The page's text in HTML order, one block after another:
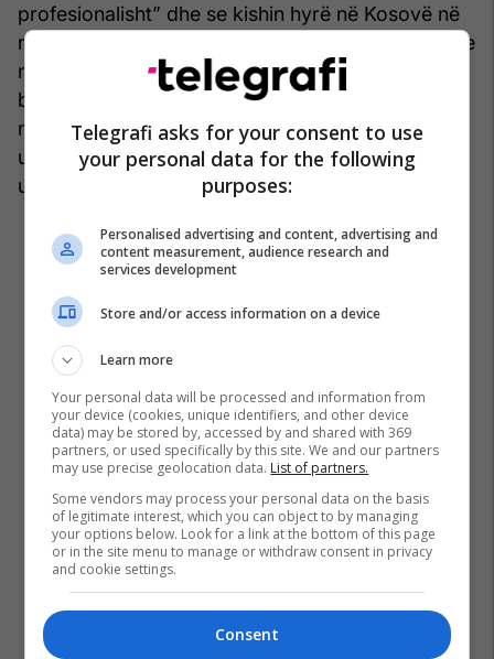
profesionalisht” dhe se kishin hyrë në Kosovë në
mënyrë të paligjshme nga Serbia, përmes rrugëve
malore, me dhjetëra makina, disa prej të cilave të
blinduara dhe të ngarkuara me armë të rënda,
municione, raketahedhës, eksplozivë, uniforma
ushtarake kamufluese dhe pajisje të tjera
ushtarake logjistike. /Telegrafi/
Telegrafi asks for your consent to use
your personal data for the following
purposes:
Personalised advertising and content, advertising and
content measurement, audience research and
services development
Store and/or access information on a device
Learn more
Your personal data will be processed and information from
your device (cookies, unique identifiers, and other device
data) may be stored by, accessed by and shared with 369
partners, or used specifically by this site. We and our partners
may use precise geolocation data. List of partners.
Some vendors may process your personal data on the basis
of legitimate interest, which you can object to by managing
your options below. Look for a link at the bottom of this page
or in the site menu to manage or withdraw consent in privacy
and cookie settings.
Consent